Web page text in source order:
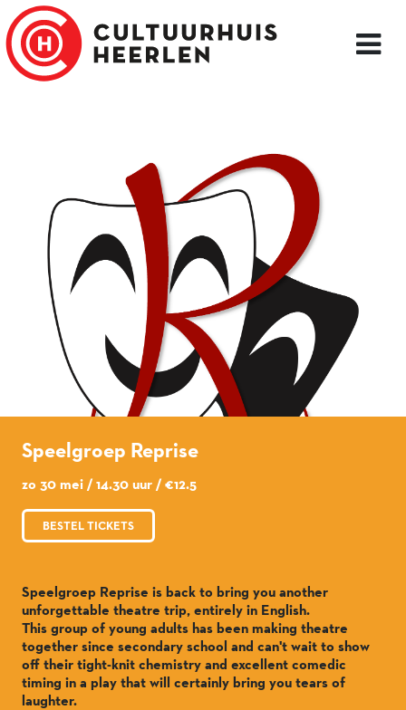
Speelgroep Reprise
zo 30 mei / 14.30 uur / €12.5
BESTEL TICKETS
Speelgroep Reprise is back to bring you another
unforgettable theatre trip, entirely in English.
This group of young adults has been making theatre
together since secondary school and can't wait to show
off their tight-knit chemistry and excellent comedic
timing in a play that will certainly bring you tears of
laughter.